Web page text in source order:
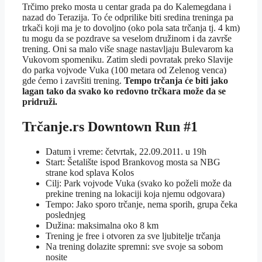
Trčimo preko mosta u centar grada pa do Kalemegdana i
nazad do Terazija. To će odprilike biti sredina treninga pa
trkači koji ma je to dovoljno (oko pola sata trčanja tj. 4 km)
tu mogu da se pozdrave sa veselom družinom i da završe
trening. Oni sa malo više snage nastavljaju Bulevarom ka
Vukovom spomeniku. Zatim sledi povratak preko Slavije
do parka vojvode Vuka (100 metara od Zelenog venca)
gde ćemo i završiti trening. Tempo trčanja će biti jako
lagan tako da svako ko redovno trčkara može da se
pridruži.
Trčanje.rs Downtown Run #1
Datum i vreme: četvrtak, 22.09.2011. u 19h
Start: Šetalište ispod Brankovog mosta sa NBG
strane kod splava Kolos
Cilj: Park vojvode Vuka (svako ko poželi može da
prekine trening na lokaciji koja njemu odgovara)
Tempo: Jako sporo trčanje, nema sporih, grupa čeka
poslednjeg
Dužina: maksimalna oko 8 km
Trening je free i otvoren za sve ljubitelje trčanja
Na trening dolazite spremni: sve svoje sa sobom
nosite